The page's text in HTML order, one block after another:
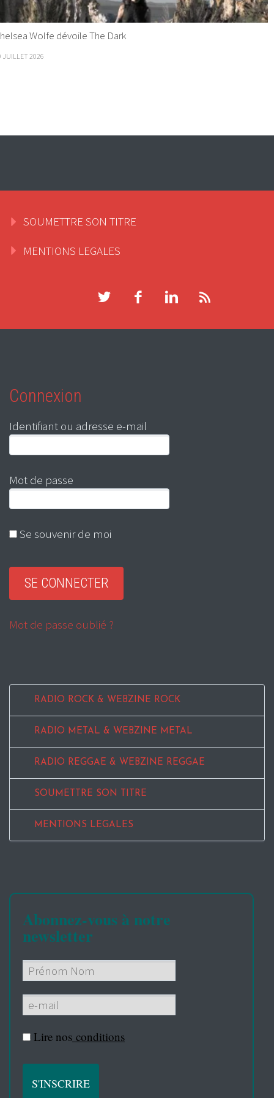
Wolfe dévoile The Dark
JUILLET 2026
SOUMETTRE SON TITRE
MENTIONS LEGALES
Connexion
Identifiant ou adresse e-mail
Mot de passe
Se souvenir de moi
Mot de passe oublié ?
RADIO ROCK & WEBZINE ROCK
RADIO METAL & WEBZINE METAL
RADIO REGGAE & WEBZINE REGGAE
SOUMETTRE SON TITRE
MENTIONS LEGALES
Abonnez-vous à notre
newsletter
Lire nos conditions